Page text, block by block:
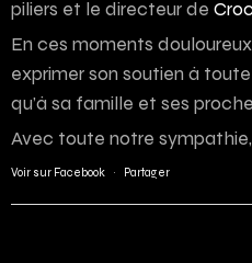
piliers et le directeur de
En ces moments
exprimer son soutien à
qu’à sa famille et ses
Avec toute notre sympathie,
Voir sur Facebook · Partager